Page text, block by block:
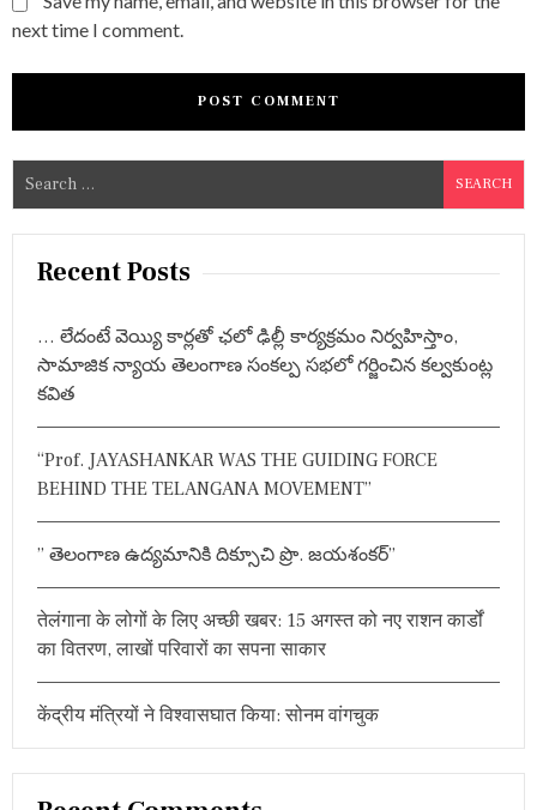
next time I comment.
e
a
Recent Posts
… లేదంటే వెయ్యి కార్లతో ఛలో ఢిల్లీ కార్యక్రమం నిర్వహిస్తాం,
సామాజిక న్యాయ తెలంగాణ సంకల్ప సభలో గర్జించిన కల్వకుంట్ల
కవిత
“Prof. JAYASHANKAR WAS THE GUIDING FORCE
BEHIND THE TELANGANA MOVEMENT”
” తెలంగాణ ఉద్యమానికి దిక్సూచి ప్రొ. జయశంకర్”
तेलंगाना के लोगों के लिए अच्छी खबर: 15 अगस्त को नए राशन कार्डों
का वितरण, लाखों परिवारों का सपना साकार
केंद्रीय मंत्रियों ने विश्वासघात किया: सोनम वांगचुक